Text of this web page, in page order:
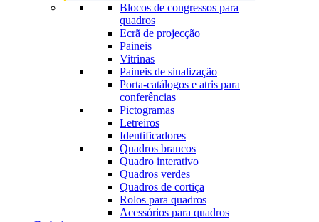
Blocos de congressos para
quadros
Ecrã de projecção
Paineis
Vitrinas
Paineis de sinalização
Porta-catálogos e atris para
conferências
Pictogramas
Letreiros
Identificadores
Quadros brancos
Quadro interativo
Quadros verdes
Quadros de cortiça
Rolos para quadros
Acessórios para quadros